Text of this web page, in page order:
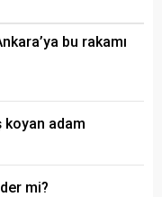
bu rakamı
koyan adam
mi?